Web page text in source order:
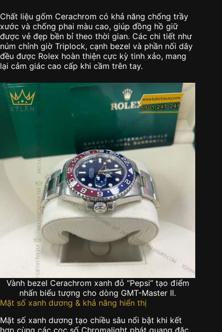
Chất liệu gốm Cerachrom có khả năng chống trầy
xước và chống phai màu cao, giúp đồng hồ giữ
được vẻ đẹp bền bỉ theo thời gian. Các chi tiết như
núm chỉnh giờ Triplock, cạnh bezel và phần nối dây
đều được Rolex hoàn thiện cực kỳ tinh xảo, mang
lại cảm giác cao cấp khi cầm trên tay.
Vành bezel Cerachrom xanh đỏ “Pepsi” tạo điểm
nhấn biểu tượng cho dòng GMT-Master II.
Mặt số xanh dương & khả năng hiển thị
Mặt số xanh dương tạo chiều sâu nổi bật khi kết
hợp cùng các cọc số Chromalight phát quang đặc